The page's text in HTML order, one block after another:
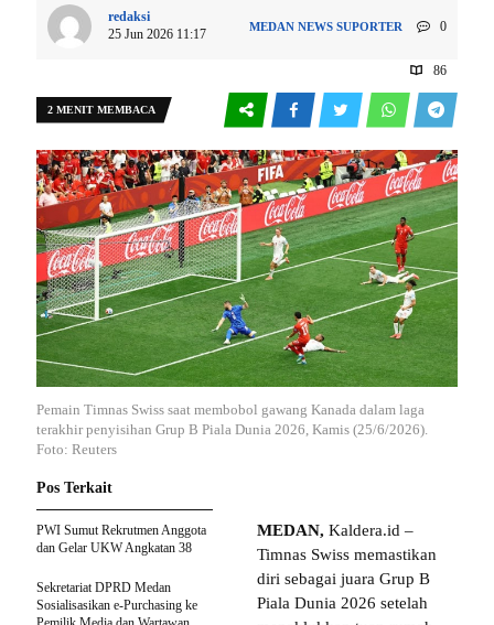
redaksi
25 Jun 2026 11:17
MEDAN NEWS SUPORTER 0
86
2 MENIT MEMBACA
Pemain Timnas Swiss saat membobol gawang Kanada dalam laga
terakhir penyisihan Grup B Piala Dunia 2026, Kamis (25/6/2026).
Foto: Reuters
MEDAN, Kaldera.id –
Timnas Swiss memastikan
diri sebagai juara Grup B
Piala Dunia 2026 setelah
Pos Terkait
PWI Sumut Rekrutmen Anggota
dan Gelar UKW Angkatan 38
Sekretariat DPRD Medan
Sosialisasikan e-Purchasing ke